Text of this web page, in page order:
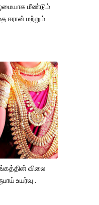
மீண்டும்
ஈரான் மற்றும்
விலை
உயர்வு .